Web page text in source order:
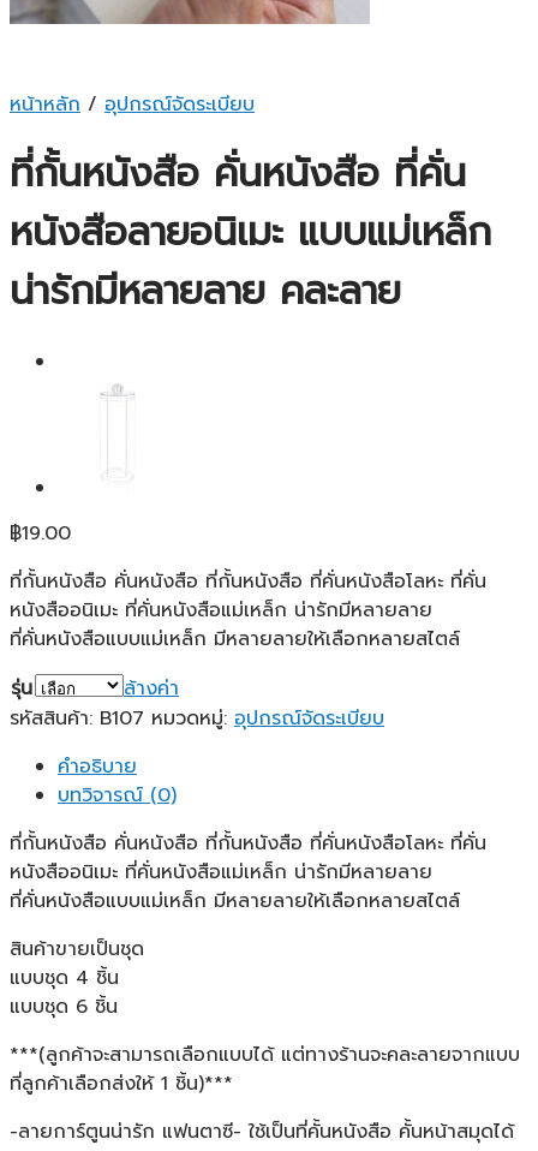
หน้าหลัก / อุปกรณ์จัดระเบียบ
ที่กั้นหนังสือ คั่นหนังสือ ที่คั่น
หนังสือลายอนิเมะ แบบแม่เหล็ก
น่ารักมีหลายลาย คละลาย
฿19.00
ที่กั้นหนังสือ คั่นหนังสือ ที่กั้นหนังสือ ที่คั่นหนังสือโลหะ ที่คั่น
หนังสืออนิเมะ ที่คั่นหนังสือแม่เหล็ก น่ารักมีหลายลาย
ที่คั่นหนังสือแบบแม่เหล็ก มีหลายลายให้เลือกหลายสไตล์
รุ่น
ล้างค่า
รหัสสินค้า: B107 หมวดหมู่: อุปกรณ์จัดระเบียบ
คำอธิบาย
บทวิจารณ์ (0)
ที่กั้นหนังสือ คั่นหนังสือ ที่กั้นหนังสือ ที่คั่นหนังสือโลหะ ที่คั่น
หนังสืออนิเมะ ที่คั่นหนังสือแม่เหล็ก น่ารักมีหลายลาย
ที่คั่นหนังสือแบบแม่เหล็ก มีหลายลายให้เลือกหลายสไตล์
สินค้าขายเป็นชุด
แบบชุด 4 ชิ้น
แบบชุด 6 ชิ้น
***(ลูกค้าจะสามารถเลือกแบบได้ แต่ทางร้านจะคละลายจากแบบ
ที่ลูกค้าเลือกส่งให้ 1 ชิ้น)***
-ลายการ์ตูนน่ารัก แฟนตาซี- ใช้เป็นที่คั้นหนังสือ คั้นหน้าสมุดได้